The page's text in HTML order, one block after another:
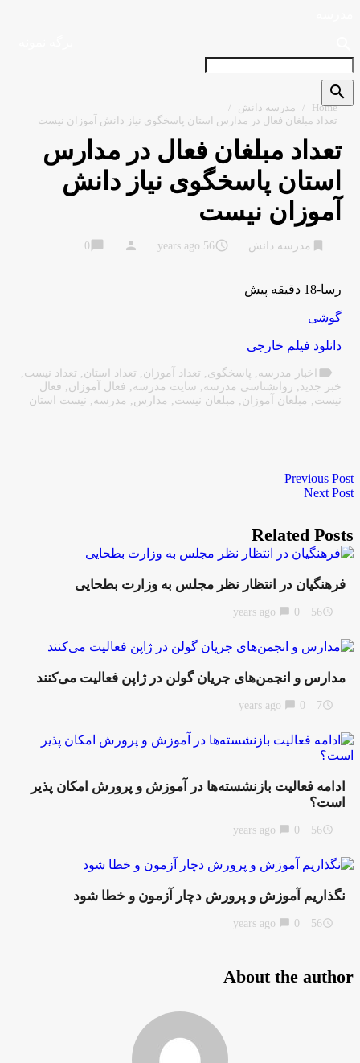
Home مدرسه دانش
تعداد مبلغان فعال در مدارس استان پاسخگوی نیاز دانش آموزان نیست
تعداد مبلغان فعال در مدارس
استان پاسخگوی نیاز دانش
آموزان نیست
مدرسه دانش access_time
56 years ago
person
chat_bubble
رسا-18 دقیقه پیش
گوشی
دانلود فیلم خارجی
label اخبار مدرسه, پاسخگوی, تعداد آموزان , تعداد استان , تعداد نیست,
خبر جدید, روانشناسی مدرسه, سایت مدرسه, فعال آموزان , فعال
نیست, مبلغان آموزان , مبلغان نیست, مدارس, مدرسه, نیست استان
Previous Post
Next Post
Related Posts
فرهنگیان در انتظار نظر مجلس به وزارت بطحایی
access_time
56 years ago
chat_bubble
مدارس و انجمن‌های جریان گولن در ژاپن فعالیت می‌کنند
access_time
7 years ago
chat_bubble
ادامه فعالیت بازنشسته‌ها در آموزش و پرورش امکان پذیر
است؟
access_time
56 years ago
chat_bubble
نگذاریم آموزش و پرورش دچار آزمون و خطا شود
access_time
56 years ago
chat_bubble
About the author
search